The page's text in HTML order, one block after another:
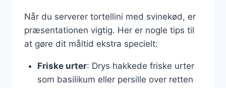
Når du serverer tortellini med svinekød, er
præsentationen vigtig. Her er nogle tips til
at gøre dit måltid ekstra specielt:
Friske urter: Drys hakkede friske urter
som basilikum eller persille over retten